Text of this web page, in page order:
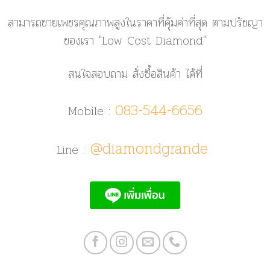
สามารถขายเพชรคุณภาพสูงในราคาที่คุ้มค่าที่สุด ตามปรัชญา
ของเรา "Low Cost Diamond"
สนใจสอบถาม สั่งซื้อสินค้า ได้ที่
Mobile : 083-544-6656
Line : @diamondgrande